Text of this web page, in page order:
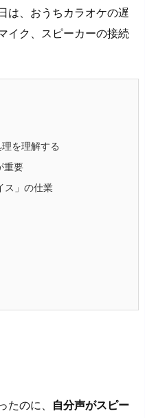
は、おうちカラオケの遅
イク、スピーカーの接続
を理解する
重要
ス」の仕業
のに、
自分声がスピー